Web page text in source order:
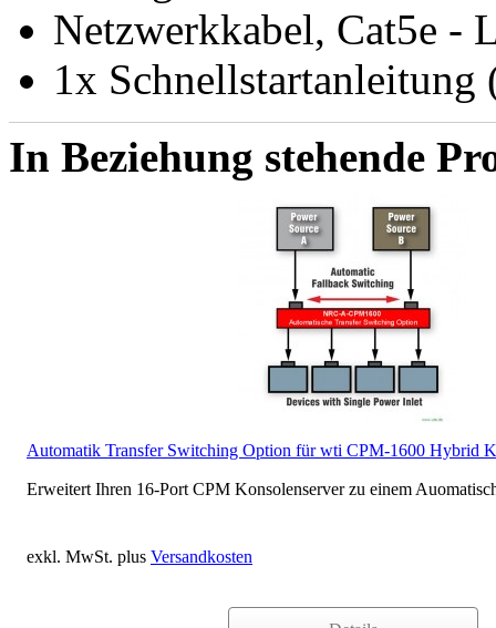
Netzwerkkabel, Cat5e -
1x
In Beziehung stehende
Automatik Transfer Switching Option für wti CPM-1600 Hybrid
Erweitert Ihren 16-Port CPM Konsolenserver zu einem
exkl. MwSt. plus Versandkosten